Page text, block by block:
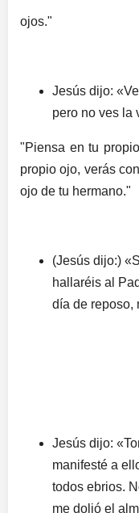
ojos."
Jesús dijo:
pero no ves la
"Piensa en tu
propio ojo, verás
ojo de tu hermano."
(Jesús dijo:)
hallaréis al
día de reposo,
Jesús dijo:
manifesté a
todos ebrios.
me dolió el